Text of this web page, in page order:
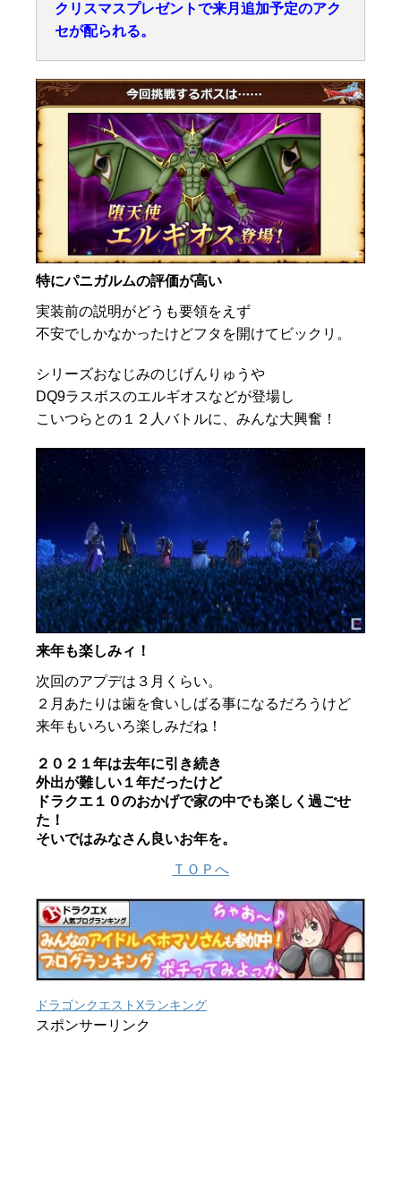
クリスマスプレゼントで来月追加予定のアク
セが配られる。
特にパニガルムの評価が高い
実装前の説明がどうも要領をえず
不安でしかなかったけどフタを開けてビックリ。
シリーズおなじみのじげんりゅうや
DQ9ラスボスのエルギオスなどが登場し
こいつらとの１２人バトルに、みんな大興奮！
来年も楽しみィ！
次回のアプデは３月くらい。
２月あたりは歯を食いしばる事になるだろうけど
来年もいろいろ楽しみだね！
２０２１年は去年に引き続き
外出が難しい１年だったけど
ドラクエ１０のおかげで家の中でも楽しく過ごせ
た！
そいではみなさん良いお年を。
ＴＯＰへ
ドラゴンクエストXランキング
スポンサーリンク